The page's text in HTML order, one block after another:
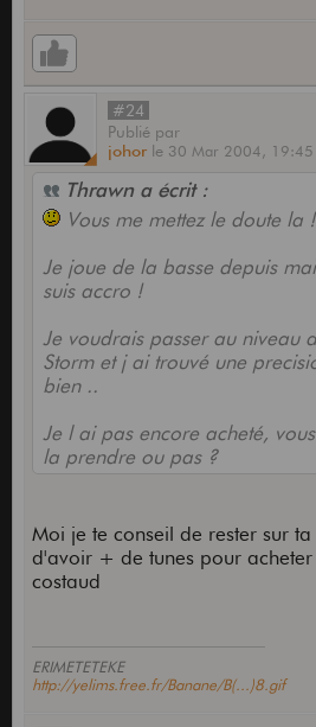
#24
Publié par
johor le 30 Mar 2004, 19:45
Thrawn a écrit :
Vous me mettez le doute la !
Je joue de la basse depuis
suis accro !
Je voudrais passer au niveau
Storm et j ai trouvé une
bien ..
Je l ai pas encore acheté,
la prendre ou pas ?
Moi je te conseil de rester sur
d'avoir + de tunes pour acheter
costaud
ERIMETETEKE
http://yelims.free.fr/Banane/B(...)8.gif